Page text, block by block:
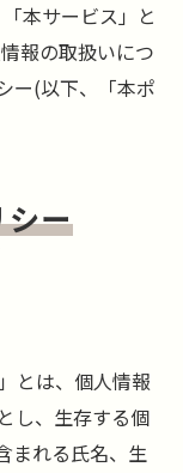
本サービス」と
報の取扱いにつ
ー(以下、「本ポ
シー
とは、個人情報
し、生存する個
まれる氏名、生